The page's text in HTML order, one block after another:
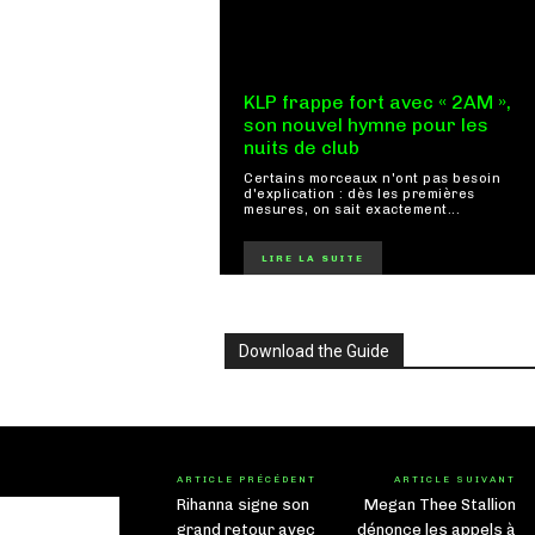
KLP frappe fort avec « 2AM »,
son nouvel hymne pour les
nuits de club
Certains morceaux n'ont pas besoin
d'explication : dès les premières
mesures, on sait exactement...
LIRE LA SUITE
Download the Guide
ARTICLE PRÉCÉDENT
Rihanna signe son
grand retour avec
ARTICLE SUIVANT
Megan Thee Stallion
dénonce les appels à